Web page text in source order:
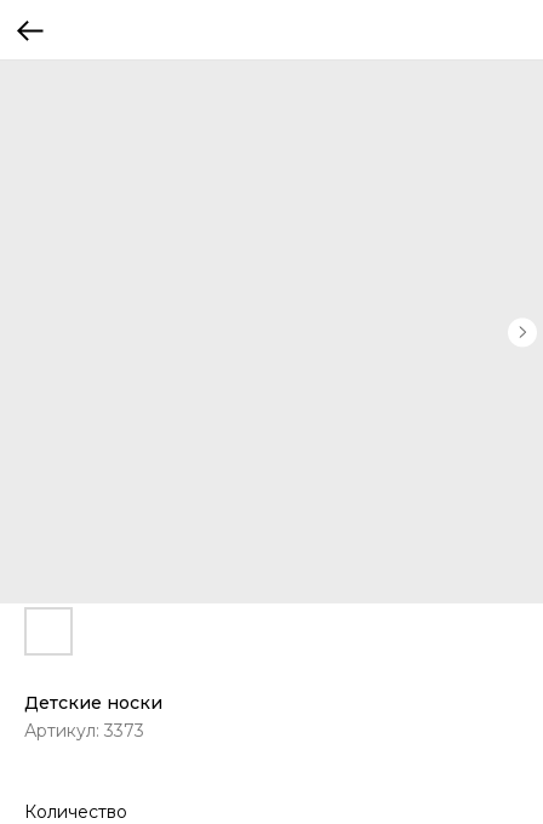
Детские носки
Артикул: 3373
Количество